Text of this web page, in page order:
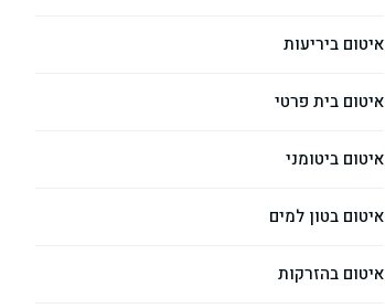
איטום ביריעות
איטום בית פרטי
איטום ביטומני
איטום בטון למים
איטום בהזרקות